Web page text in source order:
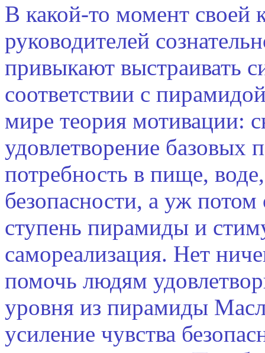
В какой-то момент своей
руководителей
привыкают выстраивать
соответствии с
мире теория мотивации:
удовлетворение базовых
потребность в пище,
безопасности, а уж
ступень пирамиды и
самореализация. Нет
помочь людям
уровня из пирамиды
усиление чувства